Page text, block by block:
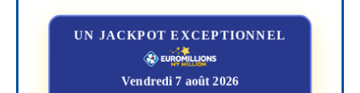
UN JACKPOT EXCEPTIONNEL
Vendredi 7 août 2026